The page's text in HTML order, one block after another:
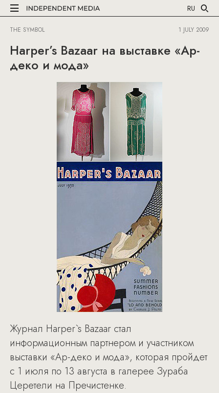
RU
THE SYMBOL 1 JULY 2009
Harper’s Bazaar на выставке «Ар-
деко и мода»
Журнал Harper`s Bazaar стал
информационным партнером и участником
выставки «Ар-деко и мода», которая пройдет
с 1 июля по 13 августа в галерее Зураба
Церетели на Пречистенке.